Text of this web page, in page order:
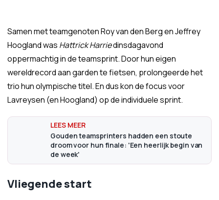
Samen met teamgenoten Roy van den Berg en Jeffrey
Hoogland was Hattrick Harriedinsdagavond
oppermachtig in de teamsprint. Door hun eigen
wereldrecord aan garden te fietsen, prolongeerde het
trio hun olympische titel. En dus kon de focus voor
Lavreysen (en Hoogland) op de individuele sprint.
Gouden teamsprinters hadden een stoute
droom voor hun finale: 'Een heerlijk begin van
de week'
Vliegende start